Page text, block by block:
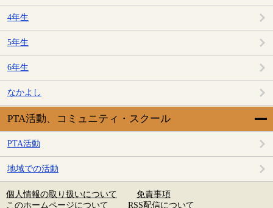
4年生
5年生
6年生
なかよし
PTA活動、コミュニティ・スクール
PTA活動
地域での活動
個人情報の取り扱いについて
免責事項
このホームページについて
RSS配信について